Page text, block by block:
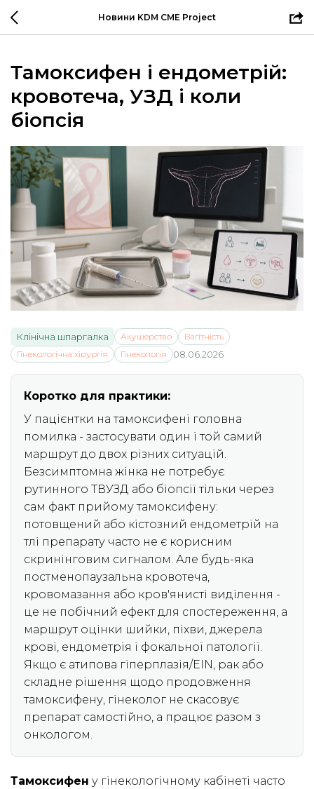
Новини KDM CME Project
Тамоксифен і ендометрій:
кровотеча, УЗД і коли
біопсія
Клінічна шпаргалка Акушерство
Вагітність
Гінекологічна хірургія
Гінекологія 08.06.2026
Коротко для практики:
У пацієнтки на тамоксифені головна
помилка - застосувати один і той самий
маршрут до двох різних ситуацій.
Безсимптомна жінка не потребує
рутинного ТВУЗД або біопсії тільки через
сам факт прийому тамоксифену:
потовщений або кістозний ендометрій на
тлі препарату часто не є корисним
скринінговим сигналом. Але будь-яка
постменопаузальна кровотеча,
кровомазання або кров'янисті виділення -
це не побічний ефект для спостереження, а
маршрут оцінки шийки, піхви, джерела
крові, ендометрія і фокальної патології.
Якщо є атипова гіперплазія/EIN, рак або
складне рішення щодо продовження
тамоксифену, гінеколог не скасовує
препарат самостійно, а працює разом з
онкологом.
Тамоксифен у гінекологічному кабінеті часто